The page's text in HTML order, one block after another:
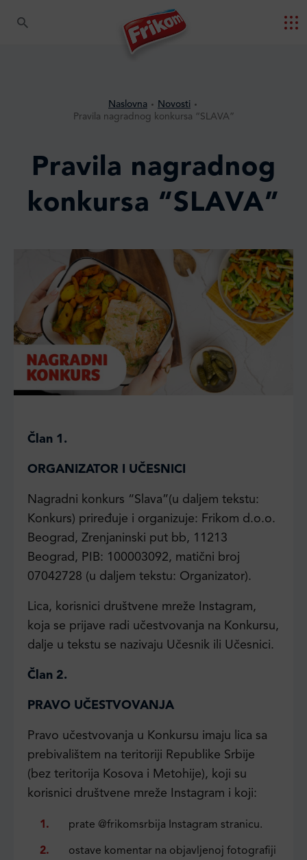
Naslovna
Novosti
Pravila nagradnog konkursa “SLAVA”
Pravila nagradnog
konkursa “SLAVA”
Član 1.
ORGANIZATOR I UČESNICI
Nagradni konkurs “Slava”(u daljem tekstu:
Konkurs) priređuje i organizuje: Frikom d.o.o.
Beograd, Zrenjaninski put bb, 11213
Beograd, PIB: 100003092, matični broj
07042728 (u daljem tekstu: Organizator).
Lica, korisnici društvene mreže Instagram,
koja se prijave radi učestvovanja na Konkursu,
dalje u tekstu se nazivaju Učesnik ili Učesnici.
Član 2.
PRAVO UČESTVOVANJA
Pravo učestvovanja u Konkursu imaju lica sa
prebivalištem na teritoriji Republike Srbije
(bez teritorija Kosova i Metohije), koji su
korisnici društvene mreže Instagram i koji:
prate @frikomsrbija Instagram stranicu.
ostave komentar na objavljenoj fotografiji